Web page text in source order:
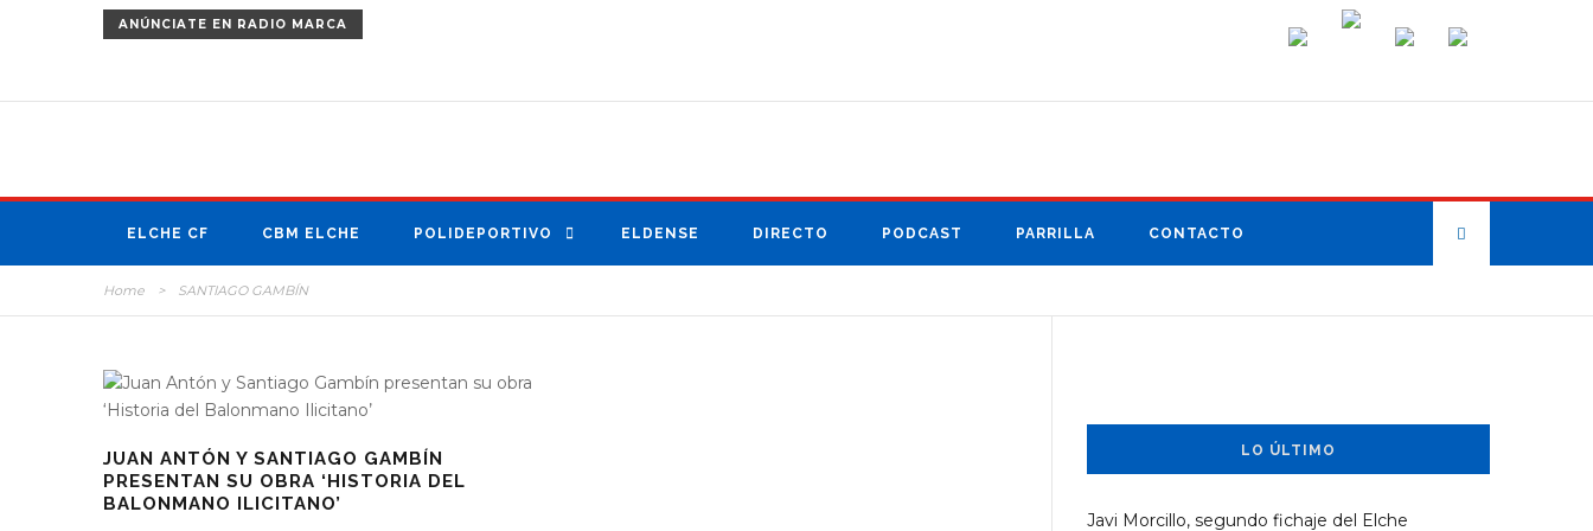
ANÚNCIATE EN RADIO MARCA
ELCHE CF CBM ELCHE POLIDEPORTIVO ELDENSE DIRECTO PODCAST PARRILLA CONTACTO
Home > SANTIAGO GAMBÍN
JUAN ANTÓN Y SANTIAGO GAMBÍN
PRESENTAN SU OBRA ‘HISTORIA DEL
BALONMANO ILICITANO’
LO ÚLTIMO
Javi Morcillo, segundo fichaje del Elche